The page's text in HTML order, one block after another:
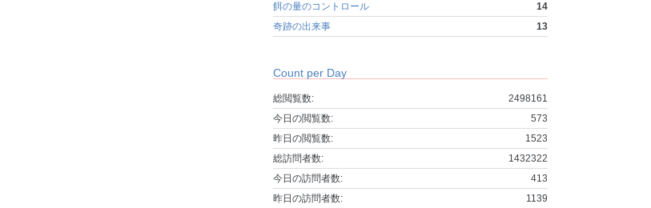
餌の量のコントロール
14
奇跡の出来事
13
Count per Day
2498161
総閲覧数:
573
今日の閲覧数:
1523
昨日の閲覧数:
1432322
総訪問者数:
413
今日の訪問者数:
1139
昨日の訪問者数: